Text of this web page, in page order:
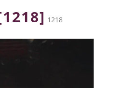
1218